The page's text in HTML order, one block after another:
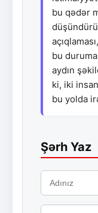
bu qədər
bu
aydın
ki, iki
bu yolda
Şərh Yaz